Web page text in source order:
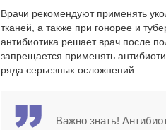
Врачи рекомендуют применять
тканей, а также при гонорее и
антибиотика решает врач после
запрещается применять
ряда серьезных осложнений.
Важно знать!